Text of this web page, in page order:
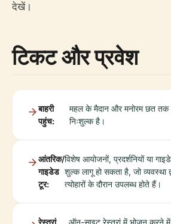
देखें।
टिकट और प्रवेश
बाहरी
पहुंच:
महल के मैदान और मनोरम छत तक
निःशुल्क है।
आंतरिक/
गाइडेड
टूर:
विशेष आयोजनों, प्रदर्शनियों या
शुल्क लागू हो सकता है, जो व्यवस्था
त्योहारों के दौरान उपलब्ध होते हैं।
रेस्तरां ऑन-साइट रेस्तरां में भोजन करने में